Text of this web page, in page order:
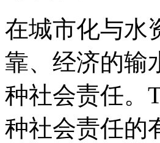
在城市化与水
靠、经济的输
种社会责任。
种社会责任的